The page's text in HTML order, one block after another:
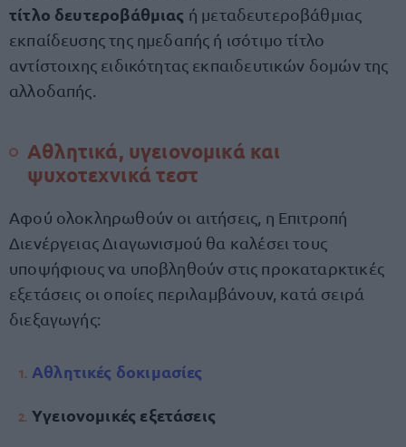
τίτλο δευτεροβάθμιας ή μεταδευτεροβάθμιας
εκπαίδευσης της ημεδαπής ή ισότιμο τίτλο
αντίστοιχης ειδικότητας εκπαιδευτικών δομών της
αλλοδαπής.
Αθλητικά, υγειονομικά και
ψυχοτεχνικά τεστ
Αφού ολοκληρωθούν οι αιτήσεις, η Επιτροπή
Διενέργειας Διαγωνισμού θα καλέσει τους
υποψήφιους να υποβληθούν στις προκαταρκτικές
εξετάσεις οι οποίες περιλαμβάνουν, κατά σειρά
διεξαγωγής:
Αθλητικές δοκιμασίες
Υγειονομικές εξετάσεις